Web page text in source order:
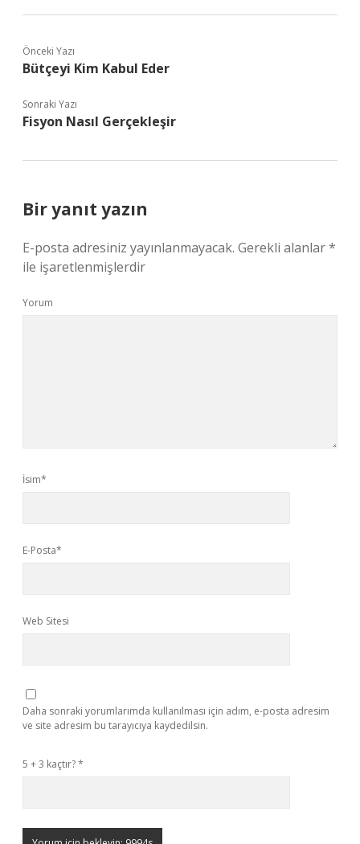
Önceki Yazı
Bütçeyi Kim Kabul Eder
Sonraki Yazı
Fisyon Nasıl Gerçekleşir
Bir yanıt yazın
E-posta adresiniz yayınlanmayacak. Gerekli alanlar*
ile işaretlenmişlerdir
Yorum
İsim*
E-Posta*
Web Sitesi
Daha sonraki yorumlarımda kullanılması için adım, e-posta adresim
ve site adresim bu tarayıcıya kaydedilsin.
5 + 3 kaçtır?*